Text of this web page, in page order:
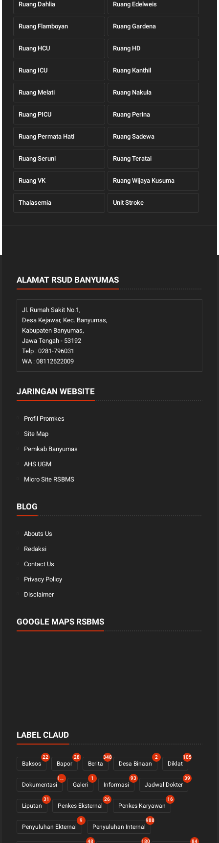
Ruang Dahlia Ruang Edelweis
Ruang Flamboyan Ruang Gardena
Ruang HCU Ruang HD
Ruang ICU Ruang Kanthil
Ruang Melati Ruang Nakula
Ruang PICU Ruang Perina
Ruang Permata Hati Ruang Sadewa
Ruang Seruni Ruang Teratai
Ruang VK Ruang Wijaya Kusuma
Thalasemia Unit Stroke
ALAMAT RSUD BANYUMAS
Jl. Rumah Sakit No.1,
Desa Kejawar, Kec. Banyumas,
Kabupaten Banyumas,
Jawa Tengah - 53192
Telp : 0281-796031
WA : 08112622009
JARINGAN WEBSITE
Profil Promkes
Site Map
Pemkab Banyumas
AHS UGM
Micro Site RSBMS
BLOG
Abouts Us
Redaksi
Contact Us
Privacy Policy
Disclaimer
GOOGLE MAPS RSBMS
LABEL CLAUD
Baksos
22
Bapor
28
Berita
348
Desa Binaan
2
Diklat
105
Dokumentasi
1122
Galeri
1
Informasi
93
Jadwal Dokter
39
Liputan
31
Penkes Eksternal
26
Penkes Karyawan
16
Penyuluhan Ekternal
9
Penyuluhan Internal
988
48 180 84